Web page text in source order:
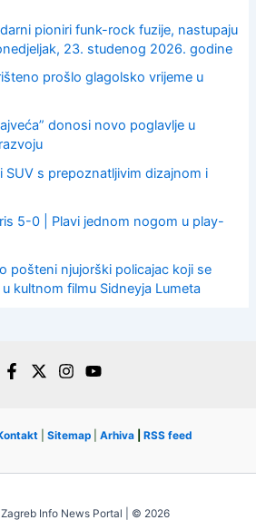
pioniri funk-rock fuzije, nastupaju
23. studenog 2026. godine
prošlo glagolsko vrijeme u
donosi novo poglavlje u
SUV s prepoznatljivim dizajnom i
5-0 | Plavi jednom nogom u play-
pošteni njujorški policajac koji se
kultnom filmu Sidneyja Lumeta
Sitemap Arhiva RSS feed
Info News Portal | © 2026